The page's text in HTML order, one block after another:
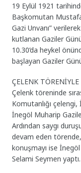
19 Eylül 1921
Başkomutan
Gazi Unvanı”
kutlanan Gaziler
10.30’da heykel
başlayan Gaziler
ÇELENK
Çelenk töreninde
Komutanlığı
İnegöl Muharip
Ardından saygı
devam eden
konuşmayı ise
Selami Seymen yaptı.